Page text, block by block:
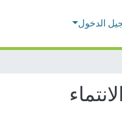
الدخول